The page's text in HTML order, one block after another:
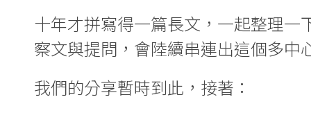
十年才拼寫得一篇長文，一起整理一
察文與提問，會陸續串連出這個多中
我們的分享暫時到此，接著：